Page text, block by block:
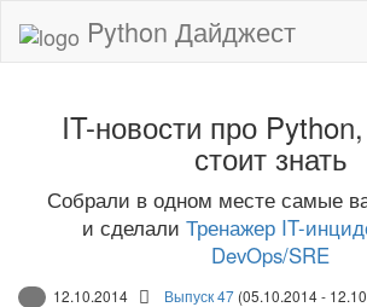
Python Дайджест
IT-новости про
стоит знать
Собрали в одном месте самые
и сделали Тренажер IT-
DevOps/SRE
12.10.2014 Выпуск 47 (05.10.2014 -